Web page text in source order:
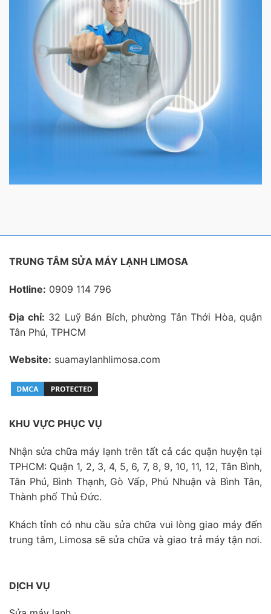
TRUNG TÂM SỬA MÁY LẠNH LIMOSA
Hotline: 0909 114 796
Địa chỉ: 32 Luỹ Bán Bích, phường Tân Thới Hòa, quận
Tân Phú, TPHCM
Website: suamaylanhlimosa.com
KHU VỰC PHỤC VỤ
Nhận sửa chữa máy lạnh trên tất cả các quận huyện tại
TPHCM: Quận 1, 2, 3, 4, 5, 6, 7, 8, 9, 10, 11, 12, Tân Bình,
Tân Phú, Bình Thạnh, Gò Vấp, Phú Nhuận và Bình Tân,
Thành phố Thủ Đức.
Khách tỉnh có nhu cầu sửa chữa vui lòng giao máy đến
trung tâm, Limosa sẽ sửa chữa và giao trả máy tận nơi.
DỊCH VỤ